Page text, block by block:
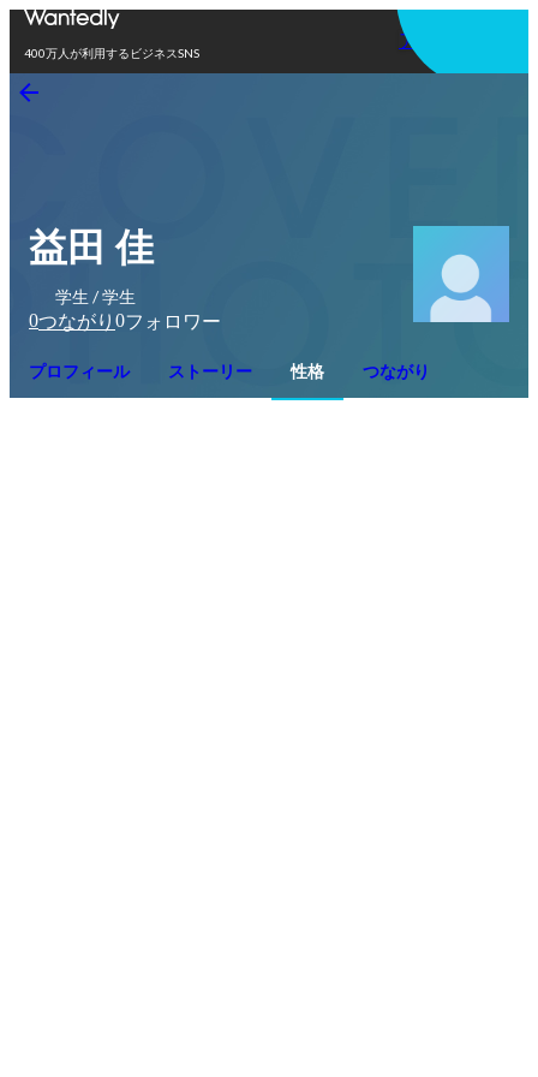
400万人が利用するビジネスSNS
アプリを使う
益田 佳
学生 / 学生
0つながり 0フォロワー
プロフィール ストーリー 性格 つながり